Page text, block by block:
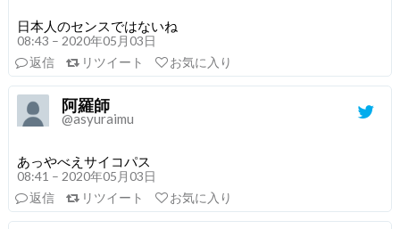
日本人のセンスではないね
08:43 – 2020年05月03日
返信
リツイート お気に入り
阿羅師
@asyuraimu
あっやべえサイコパス
08:41 – 2020年05月03日
返信
リツイート お気に入り